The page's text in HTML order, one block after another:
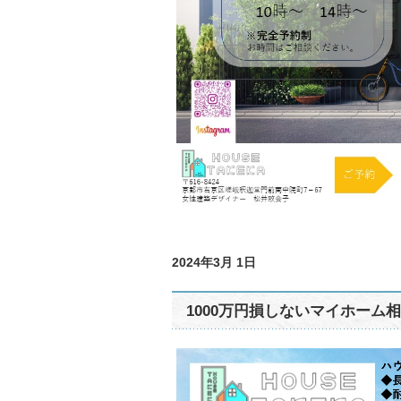
2024年3月 1日
1000万円損しないマイホーム